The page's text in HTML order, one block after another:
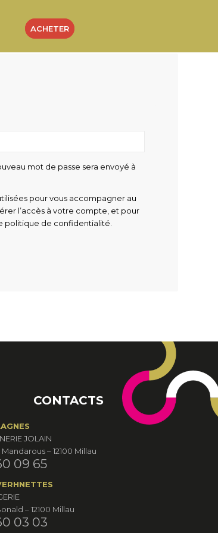
ACHETER
mot de passe sera envoyé à
pour vous accompagner au
l’accès à votre compte, et pour
politique de confidentialité.
CONTACTS
JOLAIN
– 12100 Millau
09 65
– 12100 Millau
03 03